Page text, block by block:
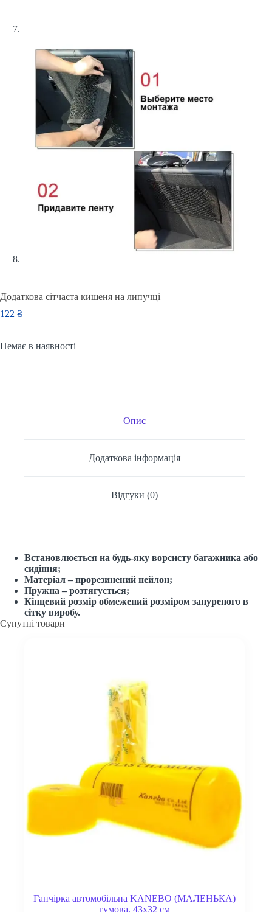
Додаткова сітчаста кишеня на липучці
122 ₴
Немає в наявності
Опис
Додаткова інформація
Відгуки (0)
Встановлюється на будь-яку ворсисту багажника або
сидіння;
Матеріал – прорезинений нейлон;
Пружна – розтягується;
Кінцевий розмір обмежений розміром зануреного в
сітку виробу.
Супутні товари
Ганчірка автомобільна KANEBO (МАЛЕНЬКА)
гумова, 43х32 см